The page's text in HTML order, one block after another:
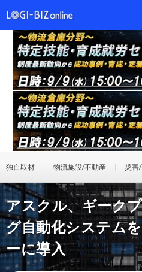
独自取材 物流施設/不動産 災害
アスクル、ギーク
グ自動化システム
ーに導入